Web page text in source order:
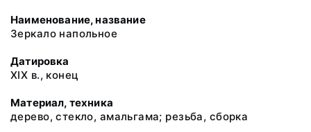
Наименование, название
Зеркало напольное
Датировка
ХIХ в., конец
Материал, техника
дерево, стекло, амальгама; резьба, сборка